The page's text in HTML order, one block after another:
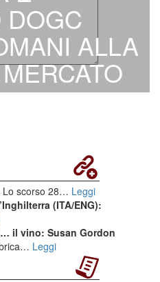
ALLA
Lo scorso 28… Leggi
(ITA/ENG):
il vino: Susan Gordon
Leggi